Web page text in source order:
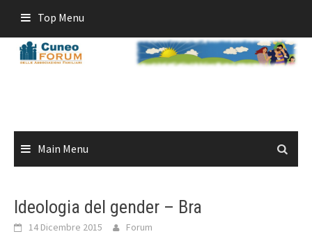
content
Top Menu
Main Menu
Ideologia del gender – Bra
14 Dicembre 2015 Forum